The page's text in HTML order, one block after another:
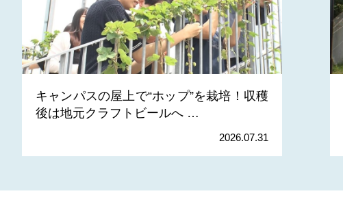
キャンパスの屋上で“ホップ”を栽培！収穫
後は地元クラフトビールへ …
2026.07.31